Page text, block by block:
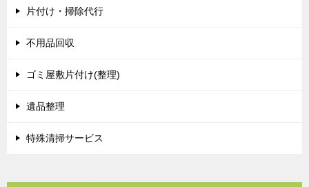
片付け・掃除代行
不用品回収
ゴミ屋敷片付け(整理)
遺品整理
特殊清掃サービス